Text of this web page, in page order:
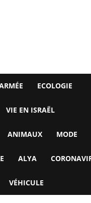
ECOLOGIE
VIE EN ISRAËL
ANIMAUX MODE
ALYA
VÉHICULE